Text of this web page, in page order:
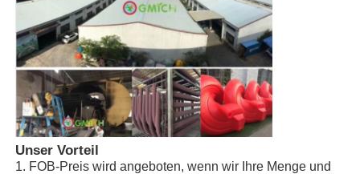
Unser Vorteil
1. FOB-Preis wird angeboten, wenn wir Ihre Menge und